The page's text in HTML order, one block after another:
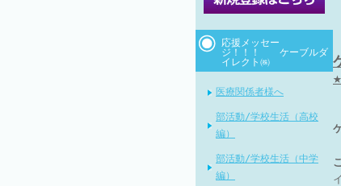
応援メッセー
ジ！！！ ケーブルダ
イレクト㈱
医療関係者様へ
部活動/学校生活（高校
編）
部活動/学校生活（中学
編）